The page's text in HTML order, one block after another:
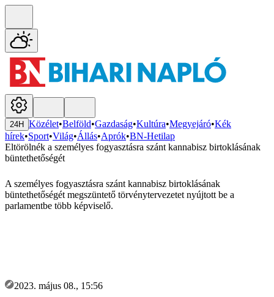
24H Közélet•Belföld•Gazdaság•Kultúra•Megyejáró•Kék
hírek•Sport•Világ•Állás•Aprók•BN-Hetilap
Eltörölnék a személyes fogyasztásra szánt kannabisz birtoklásának
büntethetőségét
A személyes fogyasztásra szánt kannabisz birtoklásának
büntethetőségét megszüntető törvénytervezetet nyújtott be a
parlamentbe több képviselő.
2023. május 08., 15:56